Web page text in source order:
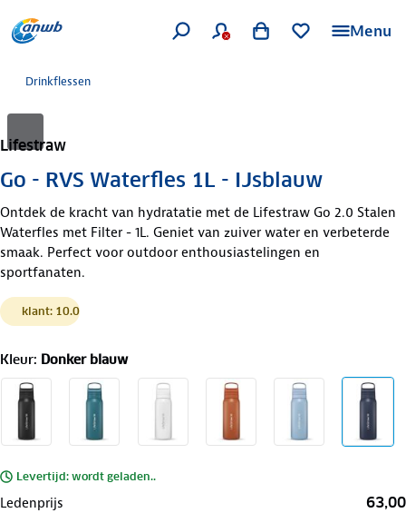
Menu
Drinkflessen
Lifestraw
Go - RVS Waterfles 1L - IJsblauw
Ontdek de kracht van hydratatie met de Lifestraw Go 2.0 Stalen
Waterfles met Filter - 1L. Geniet van zuiver water en verbeterde
smaak. Perfect voor outdoor enthousiastelingen en
sportfanaten.
klant: 10.0
Kleur: Donker blauw
Levertijd: wordt geladen..
Ledenprijs 63,00